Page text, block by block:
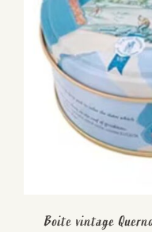
Boite vintage